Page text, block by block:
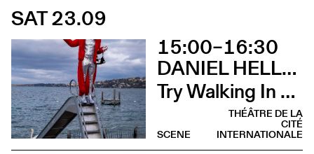
SAT 23.09
15:00–16:30
DANIEL HELLMANN
Try Walking In My Hooves (Déambulation)
THÉÂTRE DE LA
CITÉ
INTERNATIONALE
SCENE